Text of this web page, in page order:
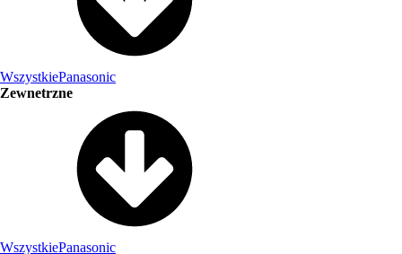
WszystkiePanasonic
Zewnetrzne
WszystkiePanasonic